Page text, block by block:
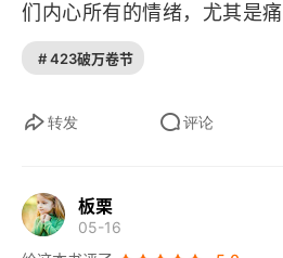
5.1 秋季：放手
5.2 冬季：静笃和感恩
5.3 春季：重生
们内心所有的情绪，尤其是
索和爱抚。” 罗师在第 3157
而精准的表达，即共鸣。而
# 423破万卷节
转发 评论
板栗
05-16